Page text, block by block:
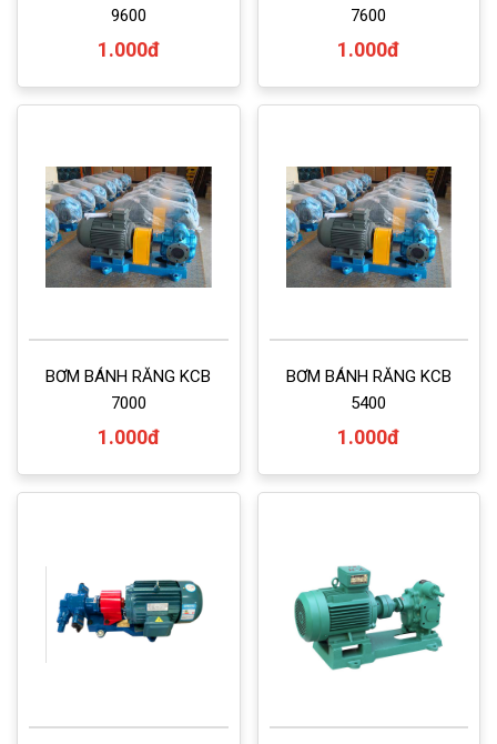
9600
1.000đ
7600
1.000đ
BƠM BÁNH RĂNG KCB
7000
1.000đ
BƠM BÁNH RĂNG KCB
5400
1.000đ